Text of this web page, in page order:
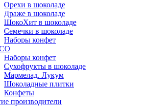
Орехи в шоколаде
Драже в шоколаде
ШокоХит в шоколаде
Семечки в шоколаде
Наборы конфет
Наборы конфет
Сухофрукты в шоколаде
Мармелад. Лукум
Шоколадные плитки
Конфеты
производители